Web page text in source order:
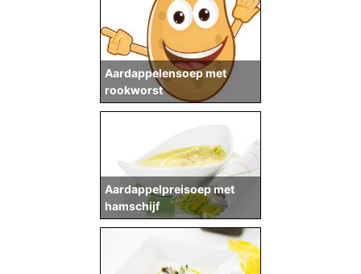
Aardappelensoep met
rookworst
Aardappelpreisoep met
hamschijf